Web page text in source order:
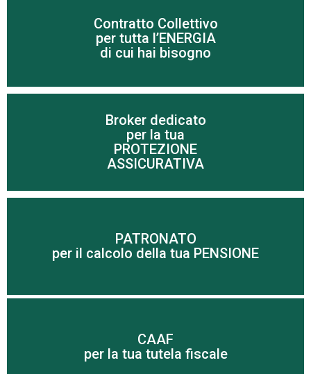
Contratto Collettivo
per tutta l’ENERGIA
di cui hai bisogno
Per risparmiare sui costi di energia elettrica e gas
Scopri di più
Broker dedicato
per la tua
PROTEZIONE
ASSICURATIVA
Scopri di più
PATRONATO
per il calcolo della tua PENSIONE
imprenditori
CAAF
per la tua tutela fiscale
Scopri di più